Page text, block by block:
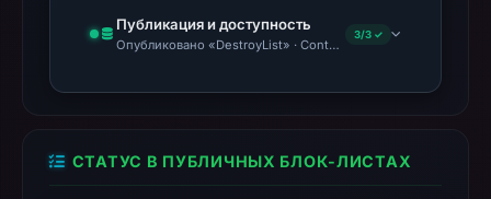
Публикация и доступность
Опубликовано «DestroyList» · Content Observed Unavailable
3/3 ✓
СТАТУС В ПУБЛИЧНЫХ БЛОК-ЛИСТАХ